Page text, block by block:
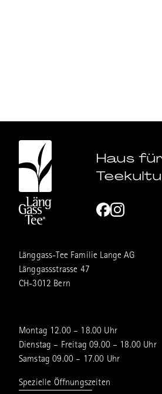
Haus
Länggass-Tee Familie Lange AG
Länggassstrasse 47
CH-3012 Bern
Montag 12.00 – 18.00 Uhr
Dienstag – Freitag 09.00 – 18.00 Uhr
Samstag 09.00 – 17.00 Uhr
Spezielle Öffnungszeiten